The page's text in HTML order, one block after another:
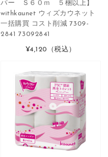
パー Ｓ６０ｍ ５梱以上】
withkaunet ウィズカウネット
一括購買 コスト削減 7309-
2841 73092841
¥4,120 （税込）